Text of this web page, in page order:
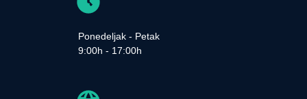
Ponedeljak - Petak
9:00h - 17:00h